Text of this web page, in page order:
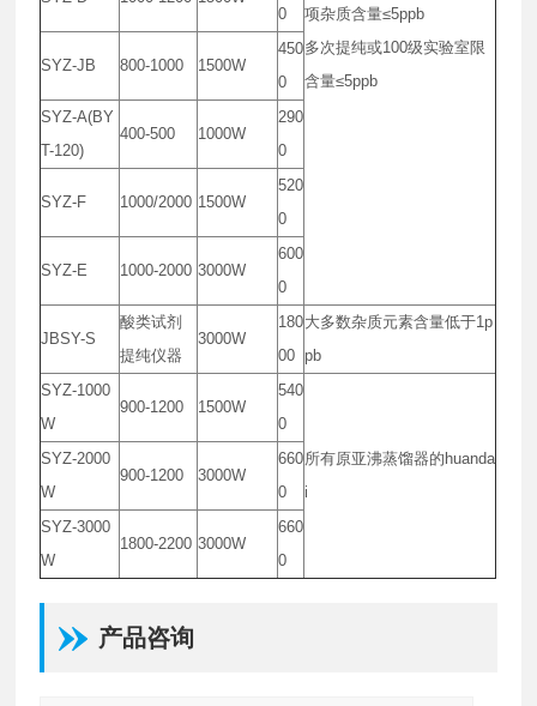
项杂质含量≤5ppb
多次提纯或100级实验室限
含量≤5ppb
0
SYZ-JB 800-1000 1500W
450
0
SYZ-A(BY
T-120)
400-500 1000W
290
0
SYZ-F 1000/2000 1500W
520
0
SYZ-E 1000-2000 3000W
600
0
JBSY-S
酸类试剂
提纯仪器
3000W
180
00
大多数杂质元素含量低于1p
pb
SYZ-1000
W
900-1200 1500W
540
0
所有原亚沸蒸馏器的 huanda
i
SYZ-2000
W
900-1200 3000W
660
0
SYZ-3000
W
1800-2200 3000W
660
0
产品咨询